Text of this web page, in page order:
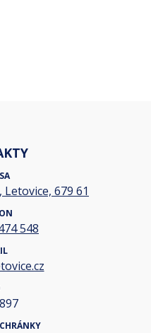
679 61
548